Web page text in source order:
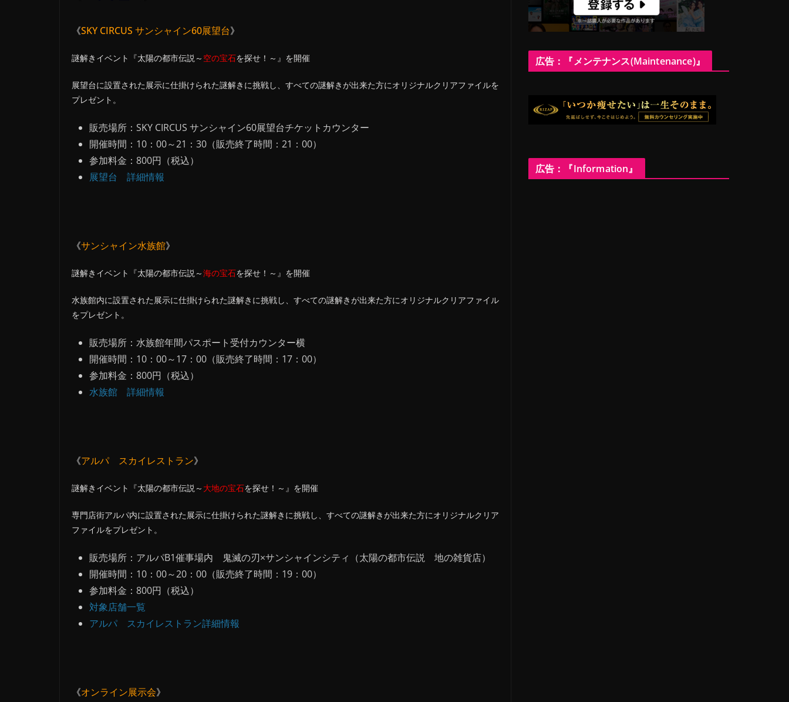
《SKY CIRCUS サンシャイン60展望台》
謎解きイベント『太陽の都市伝説～ 空の宝石を探せ！～』を開催
展望台に設置された展示に仕掛けられた謎解きに挑戦し、すべての謎解きが出来た方にオリジナルクリアファイルを
プレゼント。
販売場所：SKY CIRCUS サンシャイン60展望台チケットカウンター
開催時間：10：00～21：30（販売終了時間：21：00）
参加料金：800円（税込）
展望台 詳細情報
《サンシャイン水族館》
謎解きイベント『太陽の都市伝説～海の宝石を探せ！～』を開催
水族館内に設置された展示に仕掛けられた謎解きに挑戦し、すべての謎解きが出来た方にオリジナルクリアファイル
をプレゼント。
販売場所：水族館年間パスポート受付カウンター横
開催時間：10：00～17：00（販売終了時間：17：00）
参加料金：800円（税込）
水族館 詳細情報
《アルパ スカイレストラン》
謎解きイベント『太陽の都市伝説～ 大地の宝石を探せ！～』を開催
専門店街アルパ内に設置された展示に仕掛けられた謎解きに挑戦し、すべての謎解きが出来た方にオリジナルクリア
ファイルをプレゼント。
販売場所：アルパB1催事場内 鬼滅の刃×サンシャインシティ（太陽の都市伝説 地の雑貨店）
開催時間：10：00～20：00（販売終了時間：19：00）
参加料金：800円（税込）
対象店舗一覧
アルパ スカイレストラン詳細情報
《オンライン展示会》
広告：『メンテナンス(Maintenance)』
広告：『Information』